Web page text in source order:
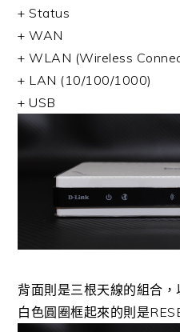
+ Status
+ WAN
+ WLAN (Wireless
+ LAN (10/100/1000)
+ USB
背面則是三根天線的組合
白色圓圈框起來的則是